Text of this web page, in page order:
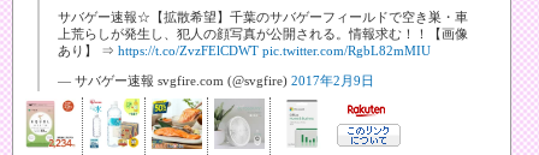
サバゲー速報☆【拡散希望】千葉のサバゲーフィールドで空き巣・車
上荒らしが発生し、犯人の顔写真が公開される。情報求む！！【画像
あり】 ⇒ https://t.co/ZvzFElCDWT pic.twitter.com/RgbL82mMIU
— サバゲー速報 svgfire.com (@svgfire) 2017年2月9日